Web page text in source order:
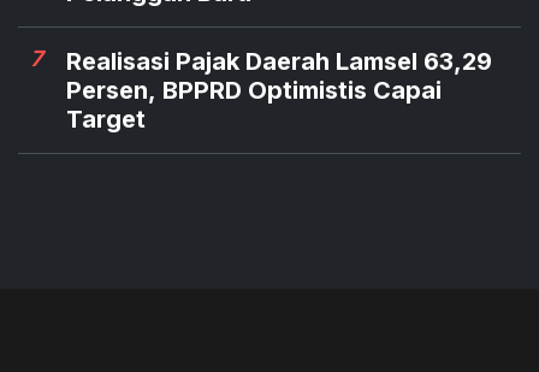
7
Realisasi Pajak Daerah Lamsel 63,29
Persen, BPPRD Optimistis Capai
Target